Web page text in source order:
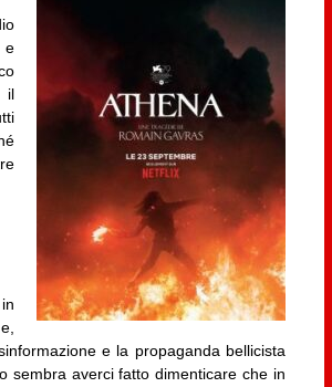
e la propaganda bellicista
sembra averci fatto dimenticare che in